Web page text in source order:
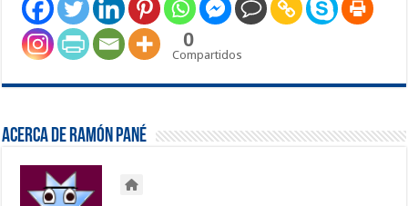
0
Compartidos
Acerca de Ramón Pané